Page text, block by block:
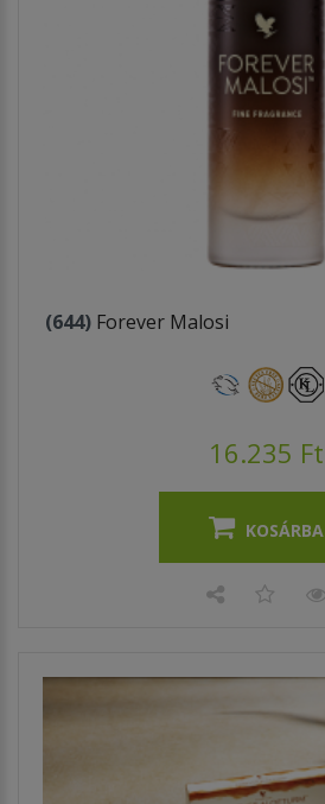
(644) Forever Malosi
16.235 Ft
KOSÁRBA